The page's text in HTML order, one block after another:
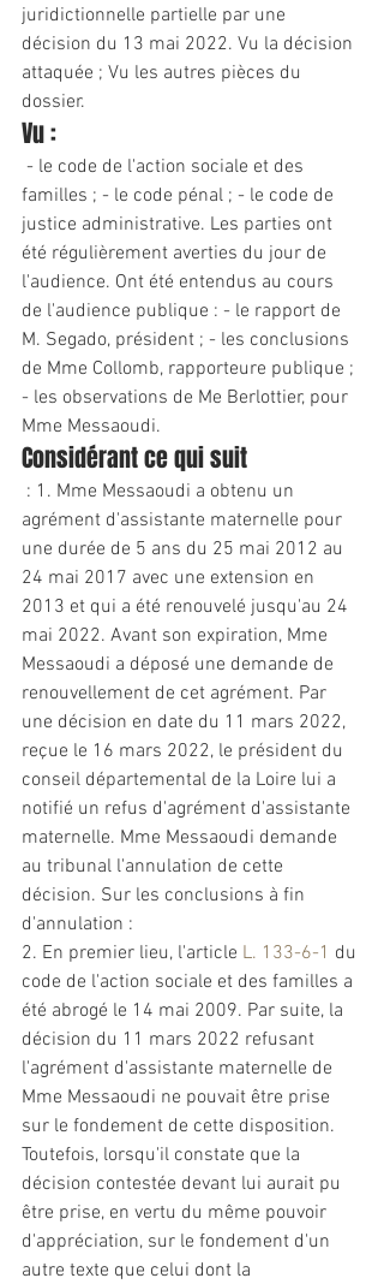
juridictionnelle partielle par une
décision du 13 mai 2022. Vu la décision
attaquée ; Vu les autres pièces du
dossier.
Vu :
familles ; - le code pénal ; - le code de
justice administrative. Les parties ont
été régulièrement averties du jour de
l'audience. Ont été entendus au cours
de l'audience publique : - le rapport de
M. Segado, président ; - les conclusions
de Mme Collomb, rapporteure publique ;
- les observations de Me Berlottier, pour
Mme Messaoudi.
Considérant ce qui suit
: 1. Mme Messaoudi a obtenu un
agrément d'assistante maternelle pour
une durée de 5 ans du 25 mai 2012 au
24 mai 2017 avec une extension en
2013 et qui a été renouvelé jusqu'au 24
mai 2022. Avant son expiration, Mme
Messaoudi a déposé une demande de
renouvellement de cet agrément. Par
une décision en date du 11 mars 2022,
reçue le 16 mars 2022, le président du
conseil départemental de la Loire lui a
notifié un refus d'agrément d'assistante
maternelle. Mme Messaoudi demande
au tribunal l'annulation de cette
décision. Sur les conclusions à fin
d'annulation :
2. En premier lieu, l'article L. 133-6-1 du
code de l'action sociale et des familles a
été abrogé le 14 mai 2009. Par suite, la
décision du 11 mars 2022 refusant
l'agrément d'assistante maternelle de
Mme Messaoudi ne pouvait être prise
sur le fondement de cette disposition.
Toutefois, lorsqu'il constate que la
décision contestée devant lui aurait pu
être prise, en vertu du même pouvoir
d'appréciation, sur le fondement d'un
autre texte que celui dont la